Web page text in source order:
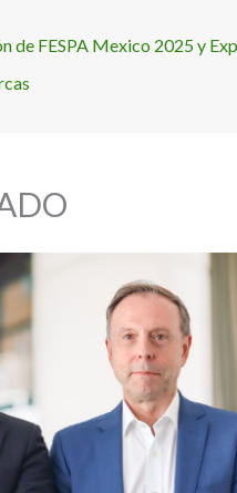
de FESPA Mexico 2025 y